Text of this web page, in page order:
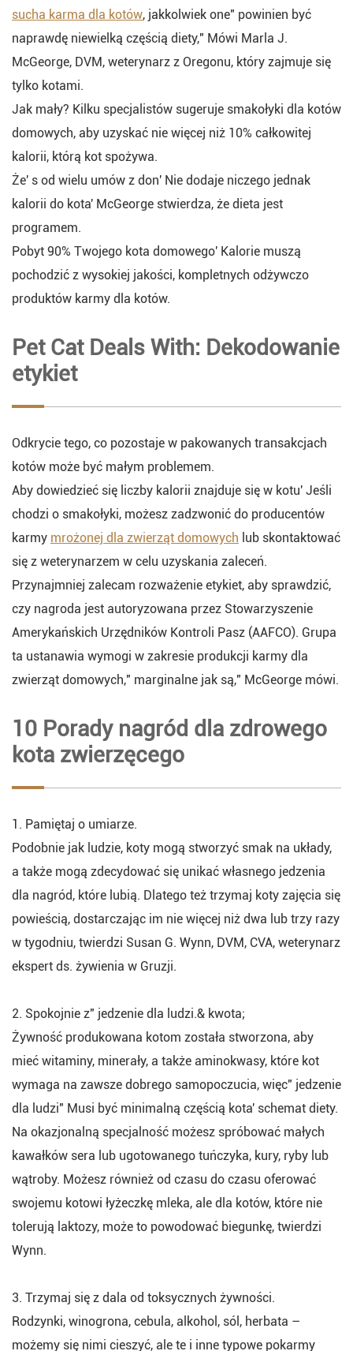
sucha karma dla kotów, jakkolwiek one" powinien być
naprawdę niewielką częścią diety," Mówi Marla J.
McGeorge, DVM, weterynarz z Oregonu, który zajmuje się
tylko kotami.
Jak mały? Kilku specjalistów sugeruje smakołyki dla kotów
domowych, aby uzyskać nie więcej niż 10% całkowitej
kalorii, którą kot spożywa.
Że' s od wielu umów z don' Nie dodaje niczego jednak
kalorii do kota' McGeorge stwierdza, że dieta jest
programem.
Pobyt 90% Twojego kota domowego' Kalorie muszą
pochodzić z wysokiej jakości, kompletnych odżywczo
produktów karmy dla kotów.
Pet Cat Deals With: Dekodowanie
etykiet
Odkrycie tego, co pozostaje w pakowanych transakcjach
kotów może być małym problemem.
Aby dowiedzieć się liczby kalorii znajduje się w kotu' Jeśli
chodzi o smakołyki, możesz zadzwonić do producentów
karmy mrożonej dla zwierząt domowych lub skontaktować
się z weterynarzem w celu uzyskania zaleceń.
Przynajmniej zalecam rozważenie etykiet, aby sprawdzić,
czy nagroda jest autoryzowana przez Stowarzyszenie
Amerykańskich Urzędników Kontroli Pasz (AAFCO). Grupa
ta ustanawia wymogi w zakresie produkcji karmy dla
zwierząt domowych," marginalne jak są," McGeorge mówi.
10 Porady nagród dla zdrowego
kota zwierzęcego
1. Pamiętaj o umiarze.
Podobnie jak ludzie, koty mogą stworzyć smak na układy,
a także mogą zdecydować się unikać własnego jedzenia
dla nagród, które lubią. Dlatego też trzymaj koty zajęcia się
powieścią, dostarczając im nie więcej niż dwa lub trzy razy
w tygodniu, twierdzi Susan G. Wynn, DVM, CVA, weterynarz
ekspert ds. żywienia w Gruzji.
2. Spokojnie z" jedzenie dla ludzi.& kwota;
Żywność produkowana kotom została stworzona, aby
mieć witaminy, minerały, a także aminokwasy, które kot
wymaga na zawsze dobrego samopoczucia, więc" jedzenie
dla ludzi" Musi być minimalną częścią kota' schemat diety.
Na okazjonalną specjalność możesz spróbować małych
kawałków sera lub ugotowanego tuńczyka, kury, ryby lub
wątroby. Możesz również od czasu do czasu oferować
swojemu kotowi łyżeczkę mleka, ale dla kotów, które nie
tolerują laktozy, może to powodować biegunkę, twierdzi
Wynn.
3. Trzymaj się z dala od toksycznych żywności.
Rodzynki, winogrona, cebula, alkohol, sól, herbata –
możemy się nimi cieszyć, ale te i inne typowe pokarmy